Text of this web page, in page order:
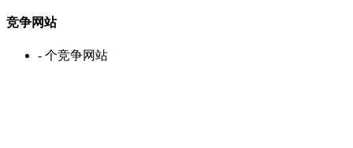
竞争网站
- 个竞争网站